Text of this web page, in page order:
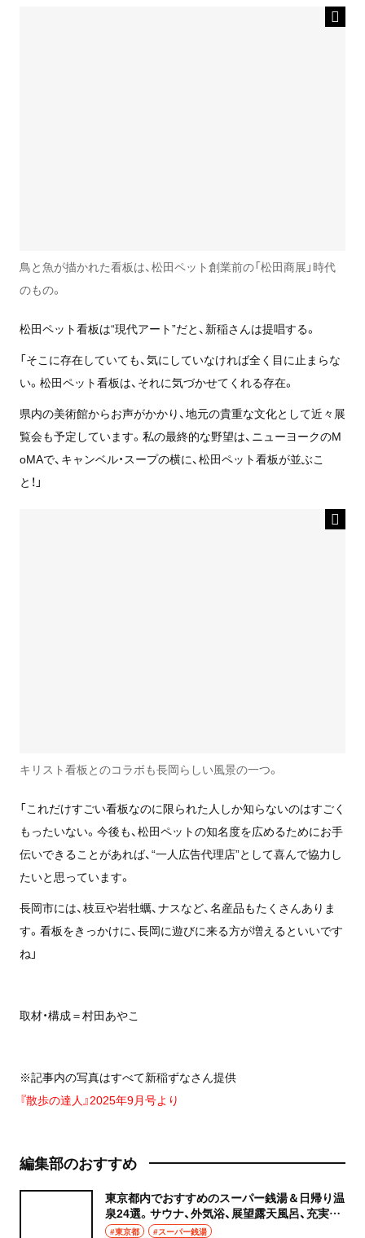
鳥と魚が描かれた看板は、松田ペット創業前の「松田商展」時代
のもの。
松田ペット看板は“現代アート”だと、新稲さんは提唱する。
「そこに存在していても、気にしていなければ全く目に止まらな
い。松田ペット看板は、それに気づかせてくれる存在。
県内の美術館からお声がかかり、地元の貴重な文化として近々展
覧会も予定しています。私の最終的な野望は、ニューヨークのM
oMAで、キャンベル・スープの横に、松田ペット看板が並ぶこ
と！」
キリスト看板とのコラボも長岡らしい風景の一つ。
「これだけすごい看板なのに限られた人しか知らないのはすごく
もったいない。今後も、松田ペットの知名度を広めるためにお手
伝いできることがあれば、“一人広告代理店”として喜んで協力し
たいと思っています。
長岡市には、枝豆や岩牡蠣、ナスなど、名産品もたくさんありま
す。看板をきっかけに、長岡に遊びに来る方が増えるといいです
ね」
取材・構成＝村田あやこ
※記事内の写真はすべて新稲ずなさん提供
『散歩の達人』2025年9月号より
編集部のおすすめ
東京都内でおすすめのスーパー銭湯＆日帰り温
泉24選。サウナ、外気浴、展望露天風呂、充実の
癒やし空間へ
#東京都 #スーパー銭湯